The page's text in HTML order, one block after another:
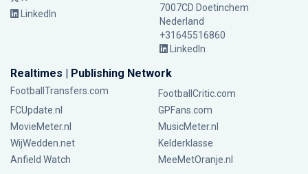
LinkedIn
7007CD Doetinchem
Nederland
+31645516860
LinkedIn
Realtimes | Publishing Network
FootballTransfers.com
FootballCritic.com
FCUpdate.nl
GPFans.com
MovieMeter.nl
MusicMeter.nl
WijWedden.net
Kelderklasse
Anfield Watch
MeeMetOranje.nl